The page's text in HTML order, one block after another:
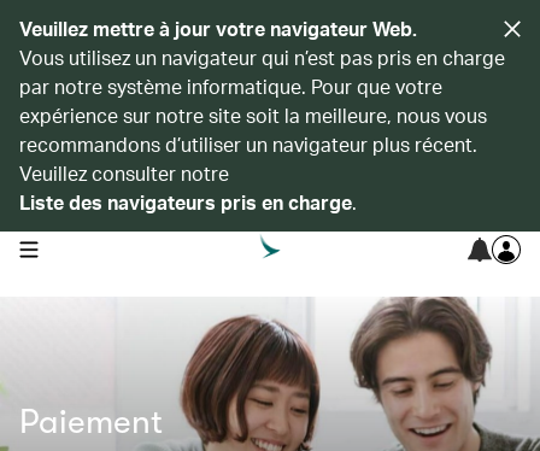
Veuillez mettre à jour votre navigateur Web.
Vous utilisez un navigateur qui n’est pas pris en charge
par notre système informatique. Pour que votre
expérience sur notre site soit la meilleure, nous vous
recommandons d’utiliser un navigateur plus récent.
Veuillez consulter notre
Liste des navigateurs pris en charge.
open navigation menu
Paiement